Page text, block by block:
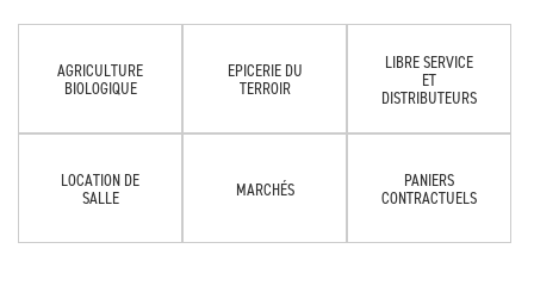
AGRICULTURE
BIOLOGIQUE
EPICERIE DU
TERROIR
LIBRE SERVICE
ET
DISTRIBUTEURS
LOCATION DE
SALLE
MARCHÉS
PANIERS
CONTRACTUELS